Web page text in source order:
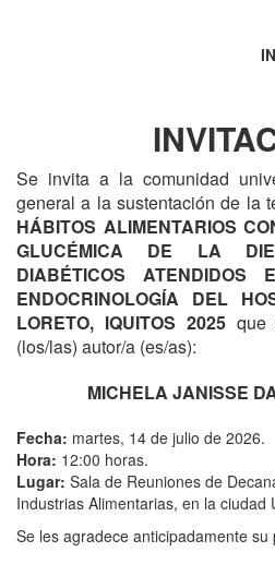
Se invita a la comunidad
general a la sustentación de la
HÁBITOS ALIMENTARIOS
GLUCÉMICA DE LA
DIABÉTICOS
ENDOCRINOLOGÍA DEL
LORETO, IQUITOS 2025que
(los/las) autor/a (es/as):
MICHELA JANISSE
Fecha: martes, 14 de julio de 2026.
Hora: 12:00 horas.
Lugar: Sala de Reuniones de
Industrias Alimentarias, en la ciudad
Se les agradece anticipadamente su